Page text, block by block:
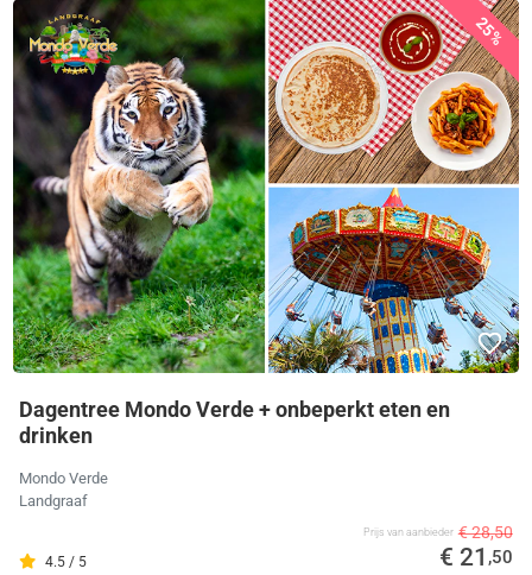
25%
Dagentree Mondo Verde + onbeperkt eten en
drinken
Mondo Verde
Landgraaf
4.5 / 5
Prijs van aanbieder € 28,50
€ 21 ,50